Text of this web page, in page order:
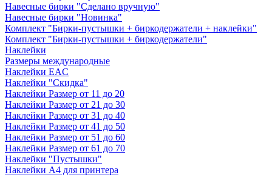
Навесные бирки "Сделано вручную"
Навесные бирки "Новинка"
Комплект "Бирки-пустышки + биркодержатели + наклейки"
Комплект "Бирки-пустышки + биркодержатели"
Наклейки
Размеры международные
Наклейки EAC
Наклейки "Скидка"
Наклейки Размер от 11 до 20
Наклейки Размер от 21 до 30
Наклейки Размер от 31 до 40
Наклейки Размер от 41 до 50
Наклейки Размер от 51 до 60
Наклейки Размер от 61 до 70
Наклейки "Пустышки"
Наклейки А4 для принтера